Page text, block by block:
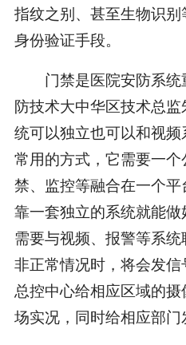
指纹之别、甚至生物识
身份验证手段。
门禁是医院安防系统
防技术大中华区技术总
统可以独立也可以和视
常用的方式，它需要一
禁、监控等融合在一个
靠一套独立的系统就能做
需要与视频、报警等系
非正常情况时，将会发
总控中心给相应区域的
场实况，同时给相应部门